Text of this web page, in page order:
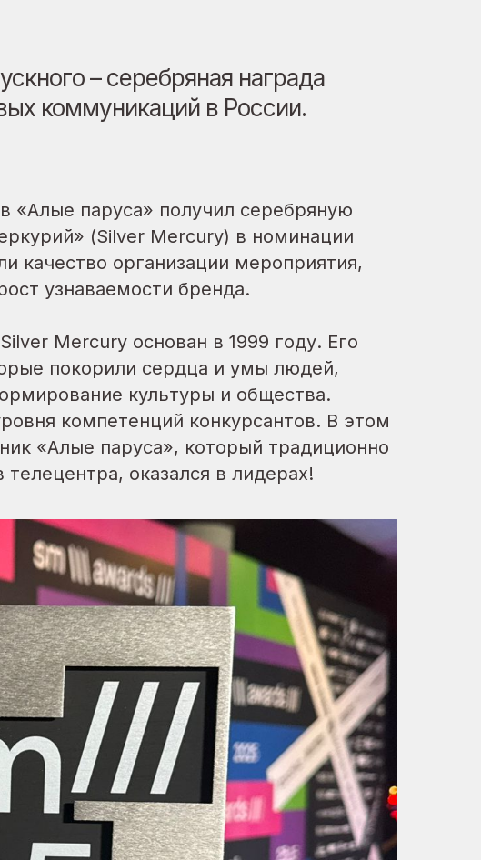
«Алые паруса» получил серебряную
(Silver Mercury) в номинации
организации мероприятия,
узнаваемости бренда.
Mercury основан в 1999 году. Его
покорили сердца и умы людей,
культуры и общества.
компетенций конкурсантов. В этом
«Алые паруса», который традиционно
оказался в лидерах!
– серебряная награда
коммуникаций в России.